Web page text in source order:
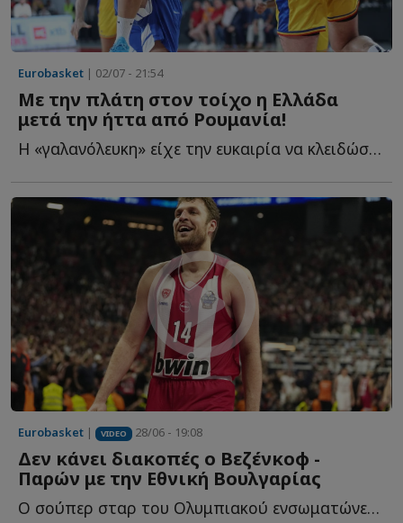
Eurobasket | 02/07 - 21:54
Με την πλάτη στον τοίχο η Ελλάδα
μετά την ήττα από Ρουμανία!
Η «γαλανόλευκη» είχε την ευκαιρία να κλειδώσει με μεγαλύτερη ά...
Eurobasket | VIDEO 28/06 - 19:08
Δεν κάνει διακοπές ο Βεζένκοφ -
Παρών με την Εθνική Βουλγαρίας
Ο σούπερ σταρ του Ολυμπιακού ενσωματώνεται με την Εθνική ο...